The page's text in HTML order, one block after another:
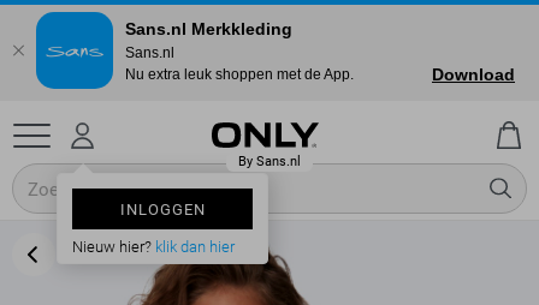
INLOGGEN
Nieuw hier? klik dan hier
Sans.nl Merkkleding
Sans.nl
Nu extra leuk shoppen met de App.
Download